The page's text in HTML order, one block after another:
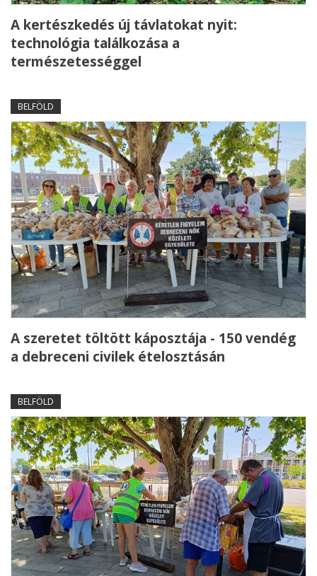
A kertészkedés új távlatokat nyit:
technológia találkozása a
természetességgel
BELFÖLD
A szeretet töltött káposztája - 150 vendég
a debreceni civilek ételosztásán
BELFÖLD